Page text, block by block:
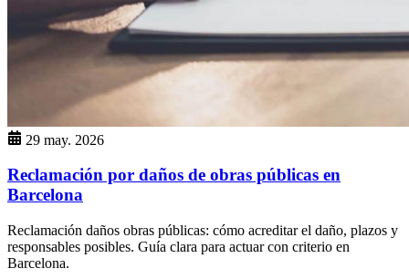
29 may. 2026
Reclamación por daños de obras públicas en
Barcelona
Reclamación daños obras públicas: cómo acreditar el daño, plazos y
responsables posibles. Guía clara para actuar con criterio en
Barcelona.